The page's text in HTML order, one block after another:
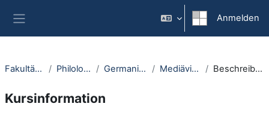
Anmelden
Fakultäten Philologie Germanistik Mediävistik Beschreibung
Kursinformation